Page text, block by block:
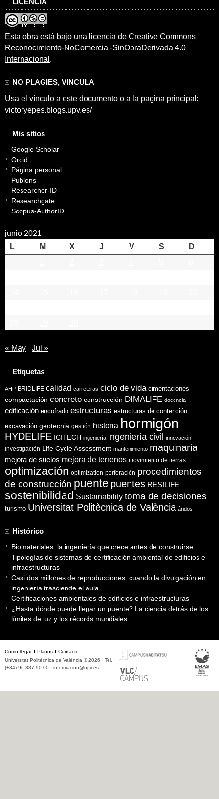
LICENCIA
Esta obra está bajo una licencia de Creative Commons
Reconocimiento-NoComercial-SinObraDerivada 4.0
Internacional .
NO PLAGIES, VINCULA
Usa el vínculo a este documento o a la pagina principal:
victoryepes.blogs.upv.es/
Mis sitios
Google Scholar
Orcid
Página personal
Publons
Researcher-ID
Researchgate
Scopus-AuthorID
junio 2021
L
M X J V S
D
« May Jul »
Etiquetas
AHP BRIDLIFE calidad carreteras ciclo de vida cimentaciones
compactación concreto construcción DIMALIFE docencia
edificación encofrado estructuras estructuras de contención
excavación geotecnia gestión historia hormigón
HYDELIFE ICITECH ingeniería ingeniería civil innovación
investigación Life Cycle Assessment mantenimiento maquinaria
mejora de suelos mejora de terrenos movimiento de tierras
optimización optimization perforación procedimientos
de construcción puente puentes RESILIFE
sostenibilidad Sustainability toma de decisiones
turismo Universitat Politècnica de València áridos
Histórico
Biomateriales: la ingeniería que crece antes de construirse
Tipologías de sistemas de certificación ambiental de edificios e
infraestructuras
Casi dos millones de reproducciones: cuando la divulgación en
ingeniería trasciende el aula
Certificaciones ambientales de edificios e infraestructuras
¿Hasta dónde puede llegar un puente? La ciencia detrás de los
límites de luz y los récords mundiales
Cómo llegar Planos
Contacto
Universitat Politècnica de València © 2026 · Tel.
(+34) 96 387 90 00 · informacion@upv.es